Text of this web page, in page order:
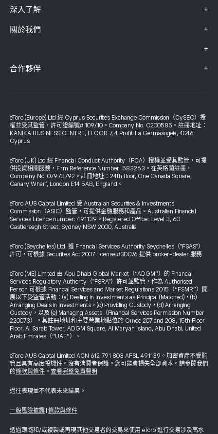
深入了解 +
關於我們 +
+
合作夥伴 +
eToro (Europe) Ltd 經 Cyprus Securities Exchange Commission（CySEC）授
權並受其監管，許可證編號# 109/10。Company No. C200585。註冊地址：
KANIKA BUSINESS CENTRE, FLOOR 7, 4 Profiti Ilia Germasogeia, 4046
Cyprus
eToro (UK) Ltd 經 Financial Conduct Authority（FCA）授權並受其監管，可提
供投資相關服務，Firm Reference Number: 583263。在英格蘭註冊，
Company No. 07973792。註冊地址：24th floor, One Canada Square,
Canary Wharf, London E14 5AB, England。
eToro AUS Capital Limited 受 Australian Securities & Investments
Commission（ASIC）監管，可提供金融服務和產品。Australian Financial
Services Licence number: 491139。Registered Office: Level 3, 60
Castlereagh Street, Sydney NSW 2000, Australia
eToro (Seychelles) Ltd. 獲 Financial Services Authority Seychelles（"FSAS"）
許可，可根據 Securities Act 2007 License #SD076 提供 broker-dealer 服務
eToro (ME) Limited 由 Abu Dhabi Global Market（“ADGM”）的 Financial
Services Regulatory Authority（"FSRA"）許可並監管，作為 Authorised
Person 可根據 Financial Services and Market Regulations 2015（“FSMR”）開
展以下受監管活動：(a) Dealing in Investments as Principal (Matched)，(b)
Arranging Deals in Investments，(c) Providing Custody，(d) Arranging
Custody，以及 (e) Managing Assets（Financial Services Permission Number
220073）。其註冊地址和主要營業地點位於 Office 207 and 208, 15th Floor
Floor, Al Sarab Tower, ADGM Square, Al Maryah Island, Abu Dhabi, United
Arab Emirates（“UAE”）。
eToro AUS Capital Limited ACN 612 791 803 AFSL 491139。加密資產不受監
管且具有高度投機性。沒有消費者保護。您可能會損失全部資本。請參閱我們
的條款與條件 。 查看完整免責聲明
過往表現並不代表未來結果。
一般風險披露 條款與條件
透過跟隨和/或複製或再現其他交易者的交易來使用 eToro 進行交易涉及高水